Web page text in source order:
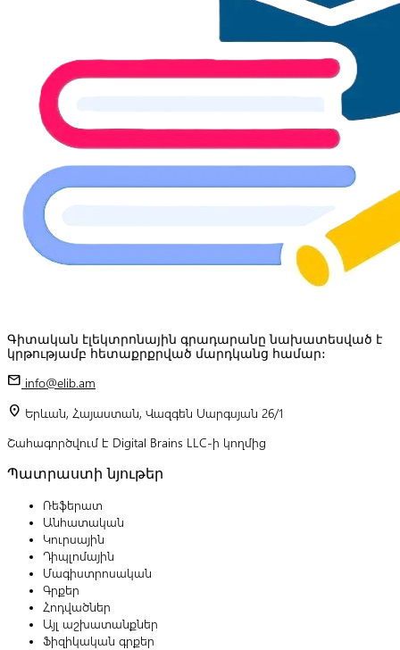
Գիտական էլեկտրոնային գրադարանը նախատեսված է
կրթությամբ հետաքրքրված մարդկանց համար:
mail info@elib.am
location_on Երևան, Հայաստան, Վազգեն Սարգսյան 26/1
Շահագործվում է Digital Brains LLC-ի կողմից
Պատրաստի նյութեր
Ռեֆերատ
Անհատական
Կուրսային
Դիպլոմային
Մագիստրոսական
Գրքեր
Հոդվածներ
Այլ աշխատանքներ
Ֆիզիկական գրքեր